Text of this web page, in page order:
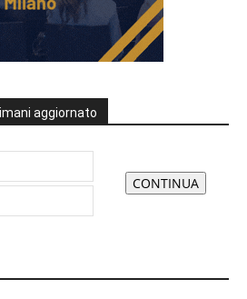
aggiornato